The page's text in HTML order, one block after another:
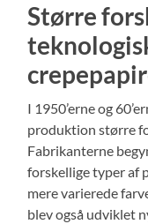
Større
I 1950’erne og
produktion større
Fabrikanterne
forskellige typer af
mere varierede
blev også udviklet